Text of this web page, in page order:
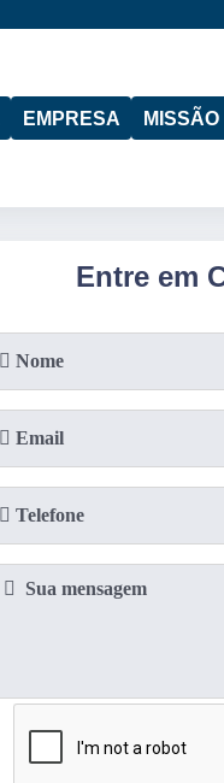
EMPRESA MISSÃO
Entre em